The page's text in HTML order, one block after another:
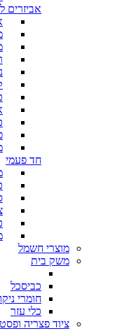
אביזרים
חד פעמי
מוצרי חשמל
משק בית
כביסכל
חומרי
כלי עזר
ציוד פצריה